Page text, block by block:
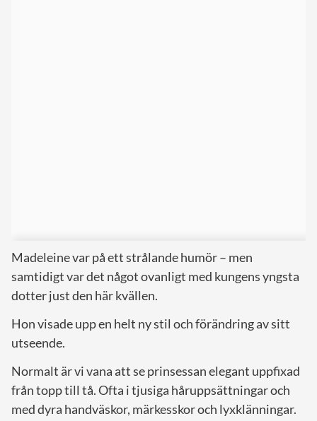
Madeleine var på ett strålande humör – men
samtidigt var det något ovanligt med kungens yngsta
dotter just den här kvällen.
Hon visade upp en helt ny stil och förändring av sitt
utseende.
Normalt är vi vana att se prinsessan elegant uppfixad
från topp till tå. Ofta i tjusiga håruppsättningar och
med dyra handväskor, märkesskor och lyxklänningar.